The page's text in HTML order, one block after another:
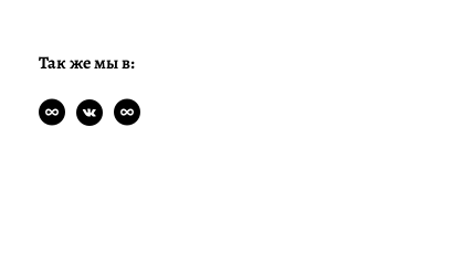
Так же мы в: